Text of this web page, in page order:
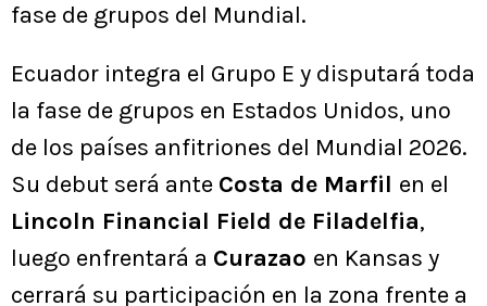
fase de grupos del Mundial.
Ecuador integra el Grupo E y disputará toda
la fase de grupos en Estados Unidos, uno
de los países anfitriones del Mundial 2026.
Su debut será ante Costa de Marfil en el
Lincoln Financial Field de Filadelfia,
luego enfrentará a Curazao en Kansas y
cerrará su participación en la zona frente a